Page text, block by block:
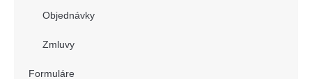
Objednávky
Zmluvy
Formuláre